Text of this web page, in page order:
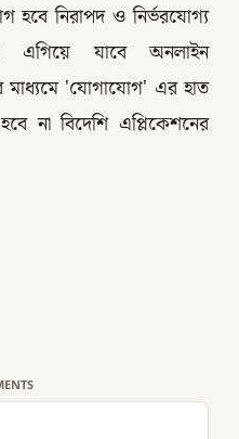
হবে নিরাপদ ও নির্ভরযোগ্য
এগিয়ে যাবে অনলাইন
'যোগাযোগ' এর হাত
না বিদেশি এপ্লিকেশনের